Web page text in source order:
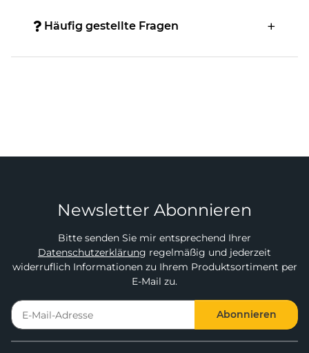
Häufig gestellte Fragen
Newsletter Abonnieren
Bitte senden Sie mir entsprechend Ihrer
Datenschutzerklärung regelmäßig und jederzeit
widerruflich Informationen zu Ihrem Produktsortiment per
E-Mail zu.
Abonnieren